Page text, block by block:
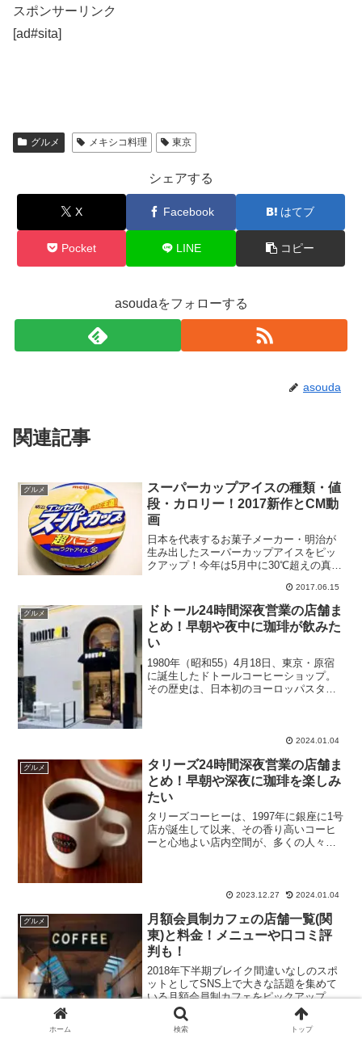
スポンサーリンク
[ad#sita]
グルメ メキシコ料理 東京
シェアする
X Facebook はてブ
Pocket LINE コピー
asoudaをフォローする
asouda
関連記事
グルメ
スーパーカップアイスの種類・値
段・カロリー！2017新作とCM動
画
日本を代表するお菓子メーカー・明治が
生み出したスーパーカップアイスをピッ
クアップ！今年は5月中に30℃超えの真夏
なる7・8月には35℃超えの猛暑日を記録
する日が連発する事が予想されています
が、暑い日が続く...
2017.06.15
グルメ
ドトール24時間深夜営業の店舗ま
とめ！早朝や夜中に珈琲が飲みた
い
1980年（昭和55）4月18日、東京・原宿
に誕生したドトールコーヒーショップ。
その歴史は、日本初のヨーロッパスタイ
2024.01.04
グルメ
タリーズ24時間深夜営業の店舗ま
とめ！早朝や深夜に珈琲を楽しみ
たい
タリーズコーヒーは、1997年に銀座に1号
店が誕生して以来、その香り高いコーヒ
ーと心地よい店内空間が、多くの人々に
とくつろぎのひ... 2023.12.27 2024.01.04
グルメ
月額会員制カフェの店舗一覧(関
東)と料金！メニューや口コミ評
判も！
2018年下半期ブレイク間違いなしのスポ
ットとしてSNS上で大きな話題を集めて
いる月額会員制カフェをピックアップ！
スターバックスやドトールといったセル
フスタイルのコーヒーショップや喫茶店
王国・名古屋で誕生したコメダ珈琲な
ホーム 検索 トップ